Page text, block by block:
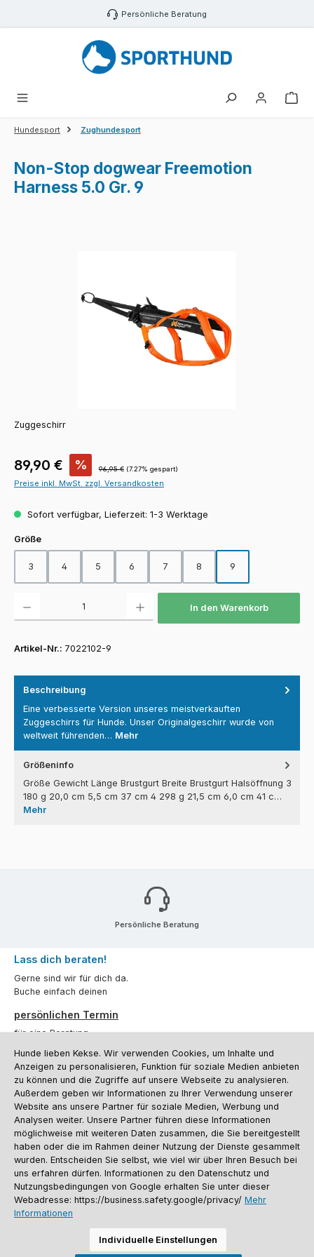
Zum Hauptinhalt springen Persönliche Beratung
Hundesport Zughundesport
Non-Stop dogwear Freemotion
Harness 5.0 Gr. 9
Zuggeschirr
Verkaufspreis:
89,90 € % Regulärer Preis:
96,95 € (7.27% gespart)
Preise inkl. MwSt. zzgl. Versandkosten
Sofort verfügbar, Lieferzeit: 1-3 Werktage
Größeauswählen
3 4 5 6 7 8 9
In den Warenkorb
Artikel-Nr.: 7022102-9
Beschreibung
Eine verbesserte Version unseres meistverkauften
Zuggeschirrs für Hunde. Unser Originalgeschirr wurde von
weltweit führenden… Mehr
Größeninfo
Größe Gewicht Länge Brustgurt Breite Brustgurt Halsöffnung 3
180 g 20,0 cm 5,5 cm 37 cm 4 298 g 21,5 cm 6,0 cm 41 c…
Mehr
Persönliche Beratung
Lass dich beraten!
Gerne sind wir für dich da.
Buche einfach deinen
persönlichen Termin
für eine Beratung.
Oder über unserKontaktformular.
Vertrag widerrufen
Kundenservice
Informationen
Social Media und Kontakt
Versandinformationen
Batterieentsorgung
Warenrücksendung Sporthund Katalog
Alle Preise inkl. gesetzl. Mehrwertsteuer zzgl.Versandkosten
Hunde lieben Kekse. Wir verwenden Cookies, um Inhalte und
Anzeigen zu personalisieren, Funktion für soziale Medien anbieten
zu können und die Zugriffe auf unsere Webseite zu analysieren.
Außerdem geben wir Informationen zu Ihrer Verwendung unserer
Website ans unsere Partner für soziale Medien, Werbung und
Analysen weiter. Unsere Partner führen diese Informationen
möglichweise mit weiteren Daten zusammen, die Sie bereitgestellt
haben oder die im Rahmen deiner Nutzung der Dienste gesammelt
wurden. Entscheiden Sie selbst, wie viel wir über Ihren Besuch bei
uns erfahren dürfen. Informationen zu den Datenschutz und
Nutzungsbedingungen von Google erhalten Sie unter dieser
Webadresse: https://business.safety.google/privacy/ Mehr
Informationen
Individuelle Einstellungen